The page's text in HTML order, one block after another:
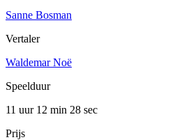
Sanne Bosman
Vertaler
Waldemar Noë
Speelduur
11 uur 12 min 28 sec
Prijs